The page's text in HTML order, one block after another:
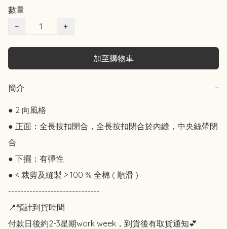
數量
−
+
加至購物車
簡介 −
● 2 向風格
● 正面：全長按扣閉合，全長按扣閉合於內縫，中央絲帶閉
合
● 下擺：有彈性
● < 裁剪及縫製 > 100 % 全棉 ( 順滑 )
------------------------------
📍預計到貨時間
付款日後約2-3星期work week，到貨後有取貨通知💕